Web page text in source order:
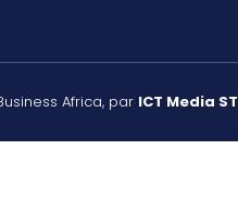
Africa, par ICT Media